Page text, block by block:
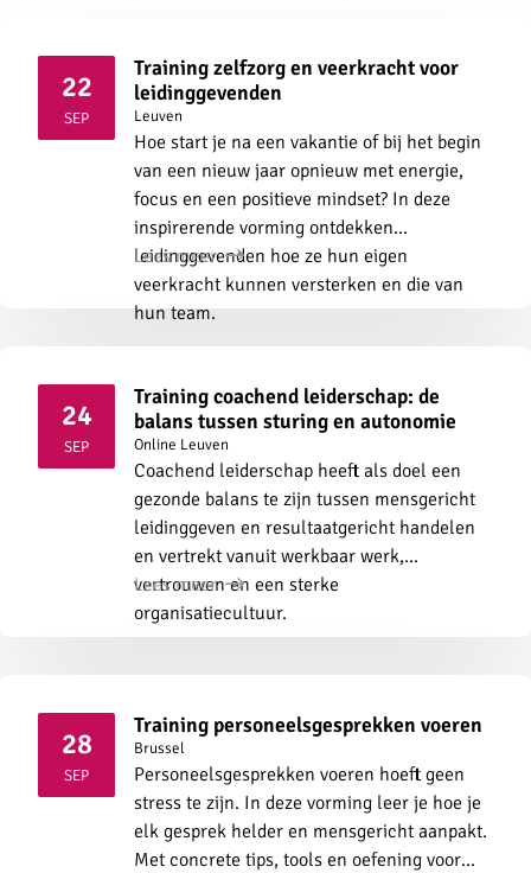
22
SEP2026
Training zelfzorg en veerkracht voor
leidinggevenden
Leuven
Hoe start je na een vakantie of bij het begin
van een nieuw jaar opnieuw met energie,
focus en een positieve mindset? In deze
inspirerende vorming ontdekken
leidinggevenden hoe ze hun eigen
veerkracht kunnen versterken en die van
hun team.
Lees meer
24
SEP2026
Training coachend leiderschap: de
balans tussen sturing en autonomie
Online Leuven
Coachend leiderschap heeft als doel een
gezonde balans te zijn tussen mensgericht
leidinggeven en resultaatgericht handelen
en vertrekt vanuit werkbaar werk,
vertrouwen en een sterke
organisatiecultuur.
Lees meer
28
SEP2026
Training personeelsgesprekken voeren
Brussel
Personeelsgesprekken voeren hoeft geen
stress te zijn. In deze vorming leer je hoe je
elk gesprek helder en mensgericht aanpakt.
Met concrete tips, tools en oefening voor